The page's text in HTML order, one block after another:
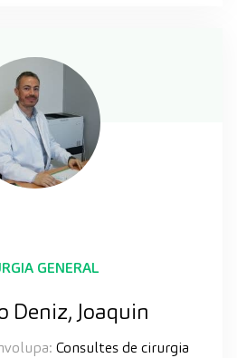
GENERAL
Deniz, Joaquin
Consultes de cirurgia